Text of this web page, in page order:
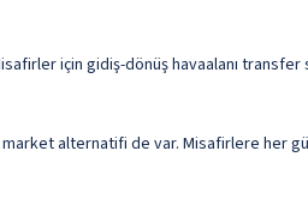
için gidiş-dönüş havaalanı
alternatifi de var. Misafirlere her